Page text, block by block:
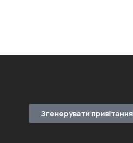
Згенерувати привітання